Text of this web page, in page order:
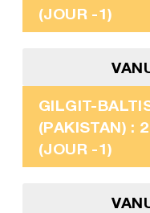
(JOUR -1)
GILGIT-
(PAKISTAN) :
(JOUR -1)